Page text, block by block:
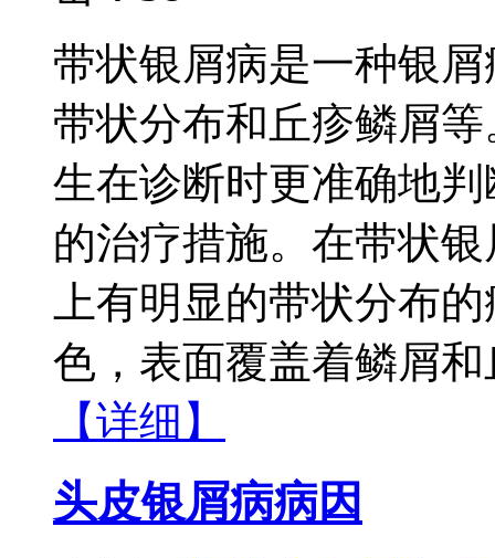
带状银屑病是一种银
带状分布和丘疹鳞屑
生在诊断时更准确地
的治疗措施。在带状
上有明显的带状分布
色，表面覆盖着鳞屑
【详细】
头皮银屑病病因